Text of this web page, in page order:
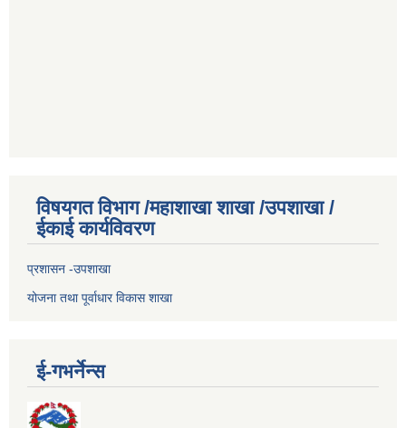
विषयगत विभाग /महाशाखा शाखा /उपशाखा /
ईकाई कार्यविवरण
प्रशासन -उपशाखा
योजना तथा पूर्वाधार विकास शाखा
ई-गभर्नेन्स